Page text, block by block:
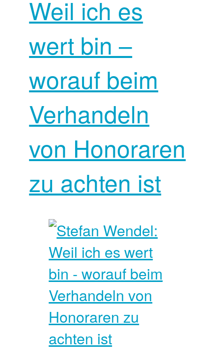
Weil ich es
wert bin –
worauf beim
Verhandeln
von Honoraren
zu achten ist